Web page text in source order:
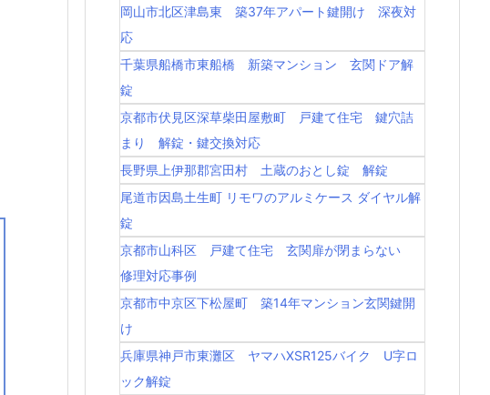
岡山市北区津島東 築37年アパート鍵開け 深夜対
応
千葉県船橋市東船橋 新築マンション 玄関ドア解
錠
京都市伏見区深草柴田屋敷町 戸建て住宅 鍵穴詰
まり 解錠・鍵交換対応
長野県上伊那郡宮田村 土蔵のおとし錠 解錠
尾道市因島土生町 リモワのアルミケース ダイヤル解
錠
京都市山科区 戸建て住宅 玄関扉が閉まらない
修理対応事例
京都市中京区下松屋町 築14年マンション玄関鍵開
け
兵庫県神戸市東灘区 ヤマハXSR125バイク U字ロ
ック解錠